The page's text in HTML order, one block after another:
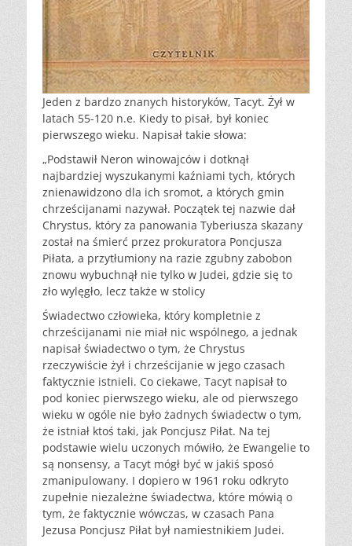
Jeden z bardzo znanych historyków, Tacyt. Żył w
latach 55-120 n.e. Kiedy to pisał, był koniec
pierwszego wieku. Napisał takie słowa:
„Podstawił Neron winowajców i dotknął
najbardziej wyszukanymi kaźniami tych, których
znienawidzono dla ich sromot, a których gmin
chrześcijanami nazywał. Początek tej nazwie dał
Chrystus, który za panowania Tyberiusza skazany
został na śmierć przez prokuratora Poncjusza
Piłata, a przytłumiony na razie zgubny zabobon
znowu wybuchnął nie tylko w Judei, gdzie się to
zło wylęgło, lecz także w stolicy
Świadectwo człowieka, który kompletnie z
chrześcijanami nie miał nic wspólnego, a jednak
napisał świadectwo o tym, że Chrystus
rzeczywiście żył i chrześcijanie w jego czasach
faktycznie istnieli. Co ciekawe, Tacyt napisał to
pod koniec pierwszego wieku, ale od pierwszego
wieku w ogóle nie było żadnych świadectw o tym,
że istniał ktoś taki, jak Poncjusz Piłat. Na tej
podstawie wielu uczonych mówiło, że Ewangelie to
są nonsensy, a Tacyt mógł być w jakiś sposó
zmanipulowany. I dopiero w 1961 roku odkryto
zupełnie niezależne świadectwa, które mówią o
tym, że faktycznie wówczas, w czasach Pana
Jezusa Poncjusz Piłat był namiestnikiem Judei.